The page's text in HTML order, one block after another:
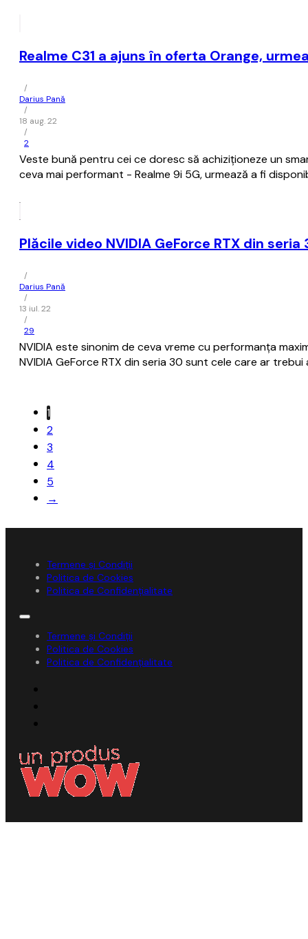
Realme C31 a ajuns în oferta Orange,
/
Darius Pană
/
18 aug. 22
/
2
Veste bună pentru cei ce doresc să achiziționeze un
ceva mai performant - Realme 9i 5G, urmează a fi
Plăcile video NVIDIA GeForce RTX din
/
Darius Pană
/
13 iul. 22
/
29
NVIDIA este sinonim de ceva vreme cu performanța
NVIDIA GeForce RTX din seria 30 sunt cele care ar
1
2
3
4
5
→
Termene și Condiții
Politica de Cookies
Politica de Confidențialitate
Termene și Condiții
Politica de Cookies
Politica de Confidențialitate